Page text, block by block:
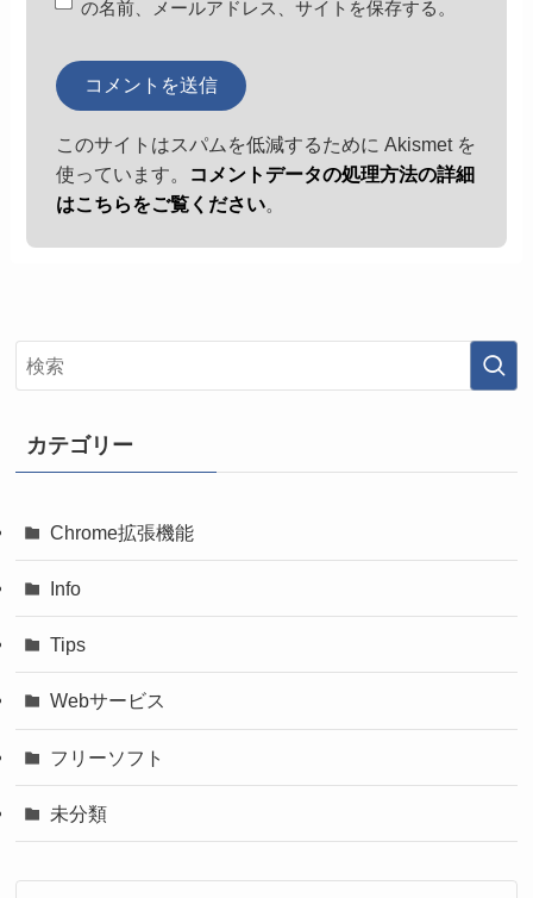
の名前、メールアドレス、サイトを保存する。
このサイトはスパムを低減するために Akismet を
使っています。
コメントデータの処理方法の詳細
はこちらをご覧ください。
カテゴリー
Chrome拡張機能
Info
Tips
Webサービス
フリーソフト
未分類